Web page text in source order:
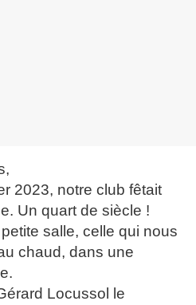
2023, notre club fêtait
Un quart de siècle !
salle, celle qui nous
chaud, dans une
Locussol le